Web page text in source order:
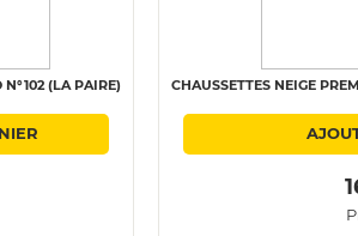
(LA PAIRE) CHAUSSETTES NEIGE